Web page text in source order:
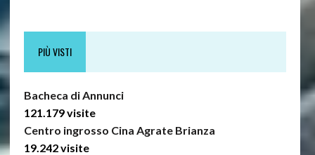
PIÙ VISTI
Bacheca di Annunci
121.179 visite
Centro ingrosso Cina Agrate Brianza
19.242 visite